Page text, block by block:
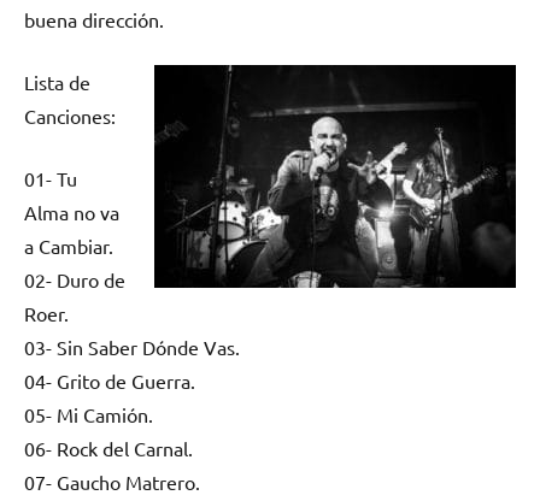
buena dirección.
Lista de
Canciones:
01- Tu
Alma no va
a Cambiar.
02- Duro de
Roer.
03- Sin Saber Dónde Vas.
04- Grito de Guerra.
05- Mi Camión.
06- Rock del Carnal.
07- Gaucho Matrero.